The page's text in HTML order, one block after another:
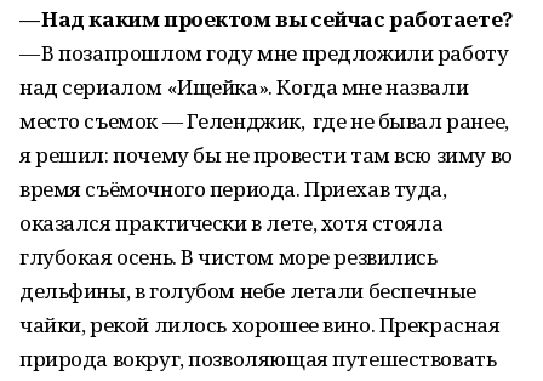
— Над каким проектом вы сейчас работаете?
— В позапрошлом году мне предложили работу
над сериалом «Ищейка». Когда мне назвали
место съемок — Геленджик, где не бывал ранее,
я решил: почему бы не провести там всю зиму во
время съёмочного периода. Приехав туда,
оказался практически в лете, хотя стояла
глубокая осень. В чистом море резвились
дельфины, в голубом небе летали беспечные
чайки, рекой лилось хорошее вино. Прекрасная
природа вокруг, позволяющая путешествовать